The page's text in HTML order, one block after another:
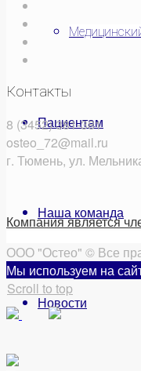
Пациентам
Наша команда
Новости
Контакты
8 (3452) 381-381
osteo_72@mail.ru
г. Тюмень, ул.
Компания является
ООО "Остео" © Все
Мы используем на
Scroll to top